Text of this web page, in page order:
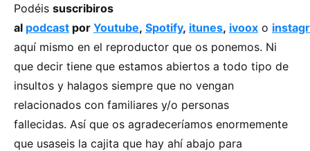
Podéis suscribiros
al podcast por Youtube, Spotify, itunes, ivoox o
aquí mismo en el reproductor que os ponemos. Ni
que decir tiene que estamos abiertos a todo tipo de
insultos y halagos siempre que no vengan
relacionados con familiares y/o personas
fallecidas. Así que os agradeceríamos enormemente
que usaseis la cajita que hay ahí abajo para